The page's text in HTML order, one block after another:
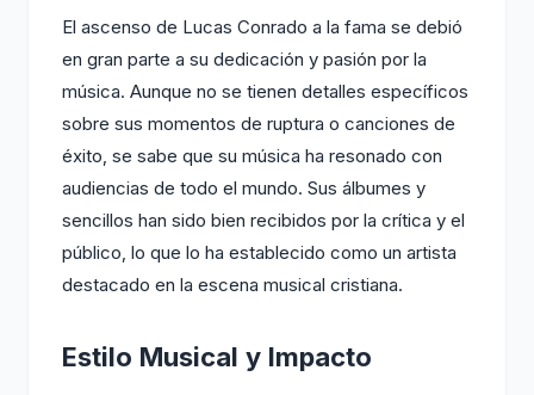
El ascenso de Lucas Conrado a la fama se debió
en gran parte a su dedicación y pasión por la
música. Aunque no se tienen detalles específicos
sobre sus momentos de ruptura o canciones de
éxito, se sabe que su música ha resonado con
audiencias de todo el mundo. Sus álbumes y
sencillos han sido bien recibidos por la crítica y el
público, lo que lo ha establecido como un artista
destacado en la escena musical cristiana.
Estilo Musical y Impacto